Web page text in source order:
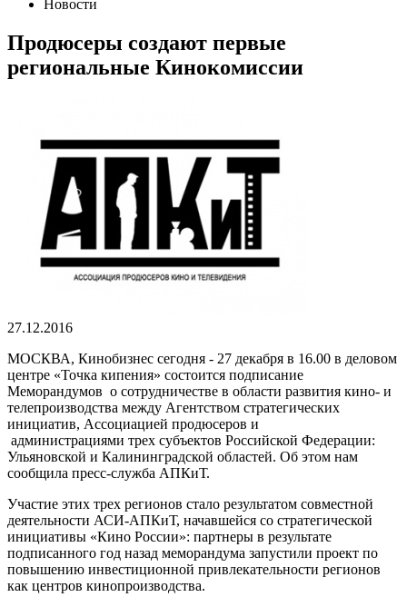
Новости
Продюсеры создают первые
региональные Кинокомиссии
27.12.2016
МОСКВА, Кинобизнес сегодня - 27 декабря в 16.00 в деловом
центре «Точка кипения» состоится подписание
Меморандумов о сотрудничестве в области развития кино- и
телепроизводства между Агентством стратегических
инициатив, Ассоциацией продюсеров и
администрациями трех субъектов Российской Федерации:
Ульяновской и Калининградской областей. Об этом нам
сообщила пресс-служба АПКиТ.
Участие этих трех регионов стало результатом совместной
деятельности АСИ-АПКиТ, начавшейся со стратегической
инициативы «Кино России»: партнеры в результате
подписанного год назад меморандума запустили проект по
повышению инвестиционной привлекательности регионов
как центров кинопроизводства.